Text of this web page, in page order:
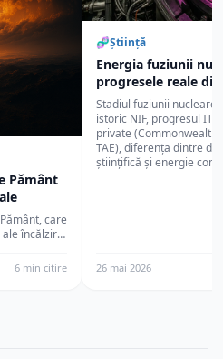
Pământ
care
încălzirii
6 min citire
🧬Știință
Energia fuziunii
progresele reale din
Stadiul fuziunii nucleare
istoric NIF, progresul
private (Commonwealth
TAE), diferența dintre
științifică și energie
26 mai 2026